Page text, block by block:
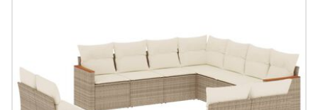
#sharemevidaxl